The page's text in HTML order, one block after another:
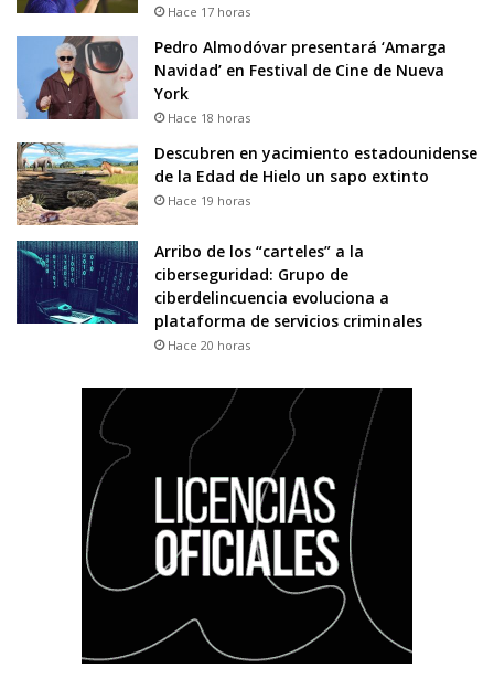
Hace 17 horas
Pedro Almodóvar presentará ‘Amarga
Navidad’ en Festival de Cine de Nueva
York
Hace 18 horas
Descubren en yacimiento estadounidense
de la Edad de Hielo un sapo extinto
Hace 19 horas
Arribo de los “carteles” a la
ciberseguridad: Grupo de
ciberdelincuencia evoluciona a
plataforma de servicios criminales
Hace 20 horas